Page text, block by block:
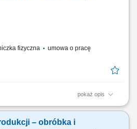
i krótkich spawów metodą MIG
fizyczna
umowa o pracę
pokaż opis
konstrukcji stalowych;
wiertnic, torkretnic i innego
– obróbka i